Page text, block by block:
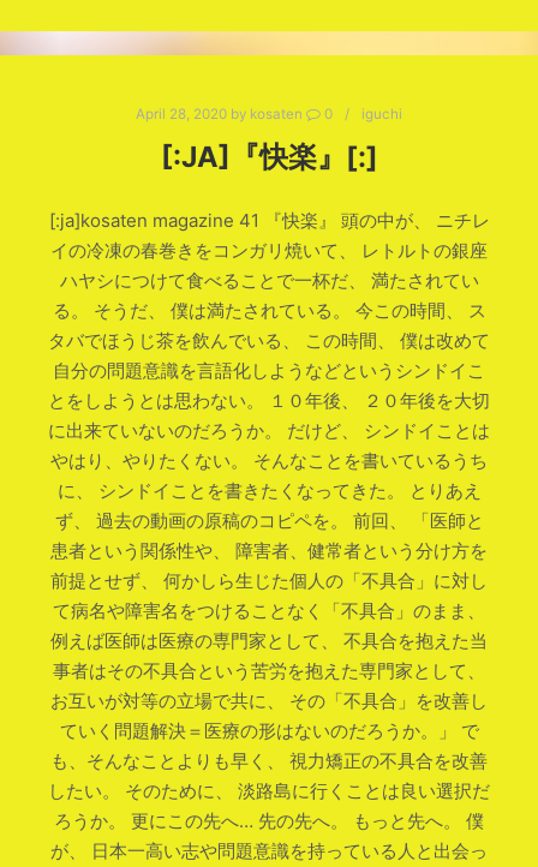
April 28, 2020 by kosaten 0 iguchi
[:JA]『快楽』[:]
[:ja]kosaten magazine 41 『快楽』 頭の中が、 ニチレ
イの冷凍の春巻きをコンガリ焼いて、 レトルトの銀座
ハヤシにつけて食べることで一杯だ、 満たされてい
る。 そうだ、 僕は満たされている。 今この時間、 ス
タバでほうじ茶を飲んでいる、 この時間、 僕は改めて
自分の問題意識を言語化しようなどというシンドイこ
とをしようとは思わない。 １０年後、 ２０年後を大切
に出来ていないのだろうか。 だけど、 シンドイことは
やはり、やりたくない。 そんなことを書いているうち
に、 シンドイことを書きたくなってきた。 とりあえ
ず、 過去の動画の原稿のコピペを。 前回、 「医師と
患者という関係性や、 障害者、健常者という分け方を
前提とせず、 何かしら生じた個人の「不具合」に対し
て病名や障害名をつけることなく「不具合」のまま、
例えば医師は医療の専門家として、 不具合を抱えた当
事者はその不具合という苦労を抱えた専門家として、
お互いが対等の立場で共に、 その「不具合」を改善し
ていく問題解決＝医療の形はないのだろうか。」 で
も、そんなことよりも早く、 視力矯正の不具合を改善
したい。 そのために、 淡路島に行くことは良い選択だ
ろうか。 更にこの先へ… 先の先へ。 もっと先へ。 僕
が、 日本一高い志や問題意識を持っている人と出会っ